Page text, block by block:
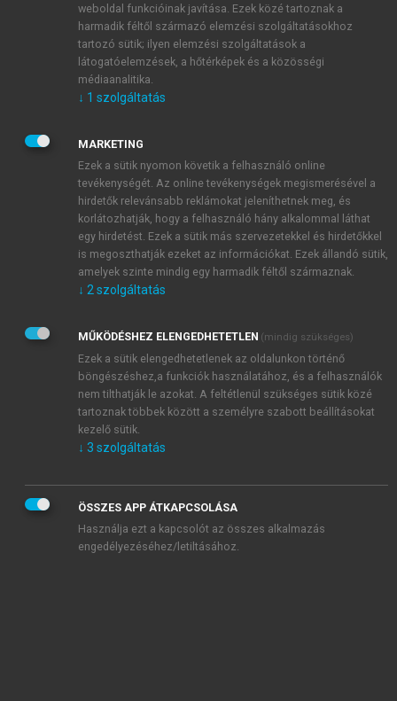
E-MAIL-CÍM
JELSZÓ
JELSZÓ ÚJRA
Kérek értesítést a MeRSZ újdonságairól, akcióiról.
Kérek értesítést az Akadémiai Kiadó Zrt. újdonságairól,
Adatkezelési tájékoztatóbanfoglaltakat tudomásul
veszem és elfogadom.
Általános vásárlási feltételeket, valamint a szotar.netés a
mersz.huoldalak licencszerződéseiben foglaltakat
tudomásul veszem és elfogadom.
KIPRÓBÁLOM
weboldal funkcióinak javítása. Ezek közé tartoznak a
harmadik féltől származó elemzési szolgáltatásokhoz
tartozó sütik; ilyen elemzési szolgáltatások a
látogatóelemzések, a hőtérképek és a közösségi
médiaanalitika.
↓ 1 szolgáltatás
MARKETING
Ezek a sütik nyomon követik a felhasználó online
tevékenységét. Az online tevékenységek megismerésével a
hirdetők relevánsabb reklámokat jeleníthetnek meg, és
korlátozhatják, hogy a felhasználó hány alkalommal láthat
egy hirdetést. Ezek a sütik más szervezetekkel és hirdetőkkel
is megoszthatják ezeket az információkat. Ezek állandó sütik,
amelyek szinte mindig egy harmadik féltől származnak.
↓ 2 szolgáltatás
MŰKÖDÉSHEZ ELENGEDHETETLEN (mindig szükséges)
Ezek a sütik elengedhetetlenek az oldalunkon történő
böngészéshez,a funkciók használatához, és a felhasználók
nem tilthatják le azokat. A feltétlenül szükséges sütik közé
tartoznak többek között a személyre szabott beállításokat
kezelő sütik.
↓ 3 szolgáltatás
ÖSSZES APP ÁTKAPCSOLÁSA
Használja ezt a kapcsolót az összes alkalmazás
engedélyezéséhez/letiltásához.